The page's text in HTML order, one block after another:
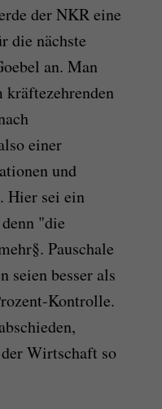
der NKR eine
die nächste
an. Man
kräftezehrenden
einer
und
Hier sei ein
"die
Pauschale
seien besser als
Kontrolle.
Wirtschaft so